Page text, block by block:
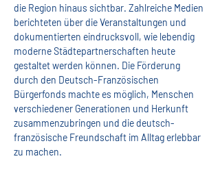
die Region hinaus sichtbar. Zahlreiche Medien
berichteten über die Veranstaltungen und
dokumentierten eindrucksvoll, wie lebendig
moderne Städtepartnerschaften heute
gestaltet werden können. Die Förderung
durch den Deutsch-Französischen
Bürgerfonds machte es möglich, Menschen
verschiedener Generationen und Herkunft
zusammenzubringen und die deutsch-
französische Freundschaft im Alltag erlebbar
zu machen.